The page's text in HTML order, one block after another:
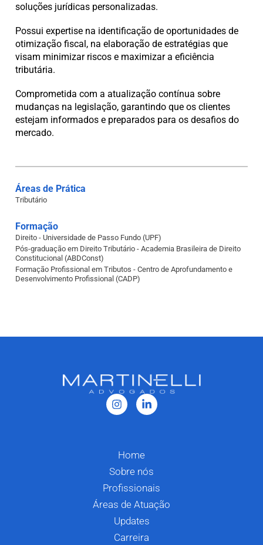
soluções jurídicas personalizadas.
Possui expertise na identificação de oportunidades de
otimização fiscal, na elaboração de estratégias que
visam minimizar riscos e maximizar a eficiência
tributária.
Comprometida com a atualização contínua sobre
mudanças na legislação, garantindo que os clientes
estejam informados e preparados para os desafios do
mercado.
Áreas de Prática
Tributário
Formação
Direito - Universidade de Passo Fundo (UPF)
Pós-graduação em Direito Tributário - Academia Brasileira de Direito
Constitucional (ABDConst)
Formação Profissional em Tributos - Centro de Aprofundamento e
Desenvolvimento Profissional (CADP)
Home
Sobre nós
Profissionais
Áreas de Atuação
Updates
Carreira